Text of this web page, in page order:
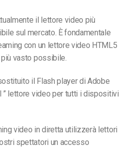
il lettore video più
sul mercato. È fondamentale
con un lettore video HTML5
vasto possibile.
il Flash player di Adobe
lettore video per tutti i dispositivi
video in diretta utilizzerà lettori
spettatori un accesso